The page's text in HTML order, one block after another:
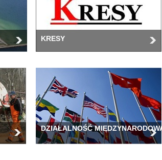
KRESY
DZIAŁALNOŚĆ MIĘDZYNARODOWA